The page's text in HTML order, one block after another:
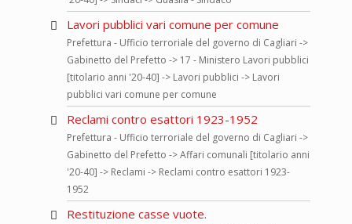
Lavori pubblici vari comune per comune
Prefettura - Ufficio terroriale del governo di Cagliari ->
Gabinetto del Prefetto -> 17 - Ministero Lavori pubblici
[titolario anni '20-40] -> Lavori pubblici -> Lavori
pubblici vari comune per comune
Reclami contro esattori 1923-1952
Prefettura - Ufficio terroriale del governo di Cagliari ->
Gabinetto del Prefetto -> Affari comunali [titolario anni
'20-40] -> Reclami -> Reclami contro esattori 1923-
1952
Restituzione casse vuote.